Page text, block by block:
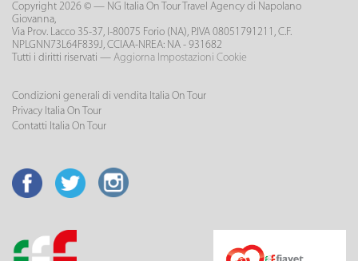
Copyright 2026 © — NG Italia On Tour Travel Agency di Napolano
Giovanna,
Via Prov. Lacco 35-37, I-80075 Forio (NA), P.IVA 08051791211, C.F.
NPLGNN73L64F839J, CCIAA-NREA: NA - 931682
Tutti i diritti riservati — Aggiorna Impostazioni Cookie
Condizioni generali di vendita Italia On Tour
Privacy Italia On Tour
Contatti Italia On Tour